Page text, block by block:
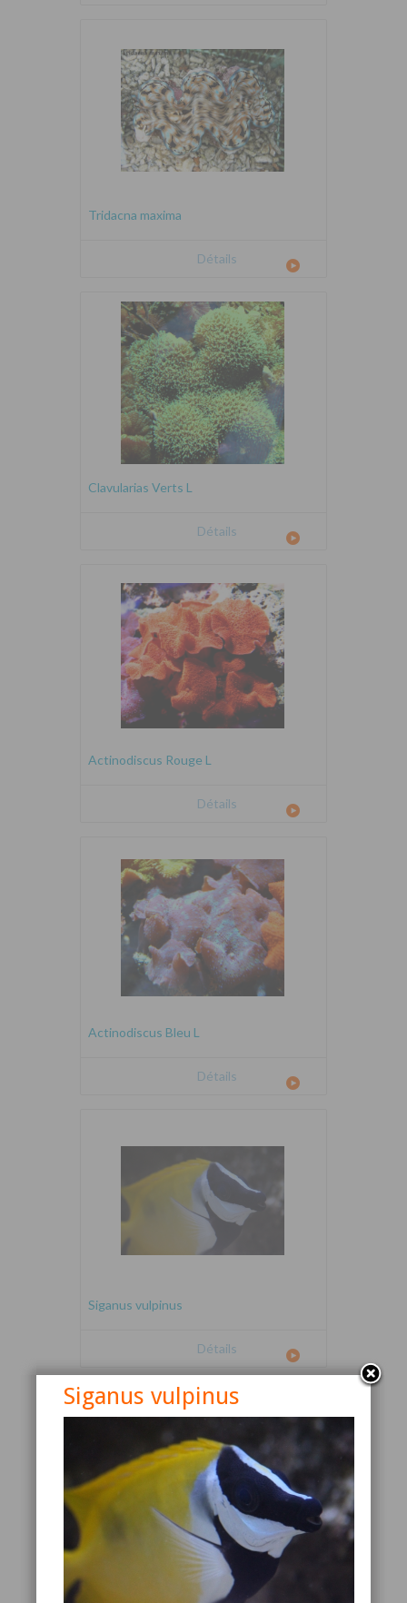
Tridacna maxima
Détails
Clavularias Verts L
Détails
Actinodiscus Rouge L
Détails
Actinodiscus Bleu L
Détails
Siganus vulpinus
Détails
Canthigaster valentini
Siganus vulpinus